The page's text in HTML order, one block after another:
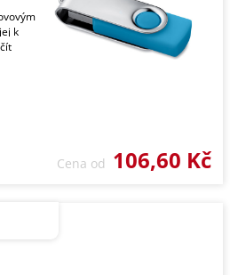
k
Cena od 106,60 Kč